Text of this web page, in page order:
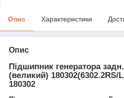
Опис Характеристики
Опис
Підшипник генератора
(великий) 180302(6302.2RS/
180302